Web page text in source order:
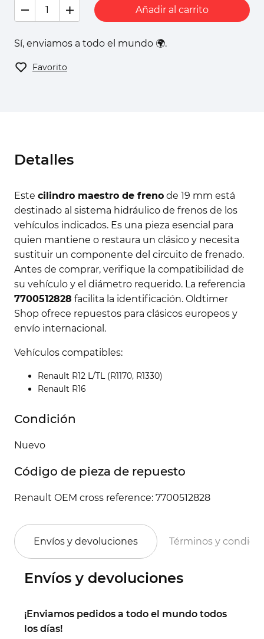
Añadir al carrito
Sí, enviamos a todo el mundo 🌍.
Favorito
Detalles
Este cilindro maestro de freno de 19 mm está
destinado al sistema hidráulico de frenos de los
vehículos indicados. Es una pieza esencial para
quien mantiene o restaura un clásico y necesita
sustituir un componente del circuito de frenado.
Antes de comprar, verifique la compatibilidad de
su vehículo y el diámetro requerido. La referencia
7700512828 facilita la identificación. Oldtimer
Shop ofrece repuestos para clásicos europeos y
envío internacional.
Vehículos compatibles:
Renault R12 L/TL (R1170, R1330)
Renault R16
Condición
Nuevo
Código de pieza de repuesto
Renault OEM cross reference: 7700512828
Envíos y devoluciones Términos y
Envíos y devoluciones
¡Enviamos pedidos a todo el mundo todos
los días!